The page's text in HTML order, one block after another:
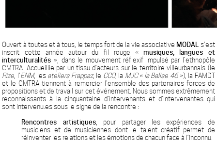
Ouvert à toutes et à tous, le temps fort de la vie associative MODAL
s’est
inscrit cette année autour du fil rouge «musiques, langues et
interculturalités », dans le mouvement réflexif impulsé par l’ethnopôle
CMTRA. Accueillie par un tissu d’acteurs sur le territoire villeurbannais (le
Rize , l’ENM, les ateliers Frappaz, le CCO, la MJC « la Balise 46 »), la FAMDT
et le CMTRA tiennent à remercier l’ensemble des partenaires forces de
propositions et de travail sur cet événement. Nous sommes extrêmement
reconnaissants à la cinquantaine d’intervenants et d’intervenantes qui
sont intervenu.es sous le signe de la rencontre :
Rencontres artistiques, pour partager les expériences de
musiciens et de musiciennes dont le talent créatif permet de
réinventer les relations et les émotions de chacun face à l’inconnu.